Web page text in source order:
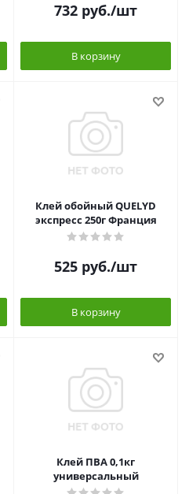
732 руб./шт
В корзину
Клей обойный QUELYD
экспресс 250г Франция
525 руб./шт
В корзину
Клей ПВА 0,1кг
универсальный